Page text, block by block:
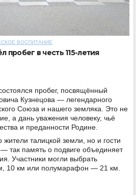
ВОСПИТАНИЕ
пробег в честь 115-летия
пробег, посвящённый
Кузнецова — легендарного
Союза и нашего земляка. Это не
а дань уважения человеку, чьё
и преданности Родине.
талицкой земли, но и гости
так память о подвиге объединяет
Участники могли выбрать
10 км или полумарафон — 21 км.